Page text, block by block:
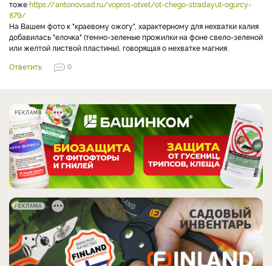
тожеhttps://antonovsad.ru/vopros-otvet/ot-chego-stradayut-ogurcy-
879/
На Вашем фото к "краевому ожогу", характерному для нехватки калия
добавилась "елочка" (темно-зеленые прожилки на фоне свело-зеленой
или желтой листвой пластины), говорящая о нехватке магния.
Ответить
0
РЕКЛАМА
РЕКЛАМА